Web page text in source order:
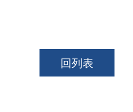
回列表